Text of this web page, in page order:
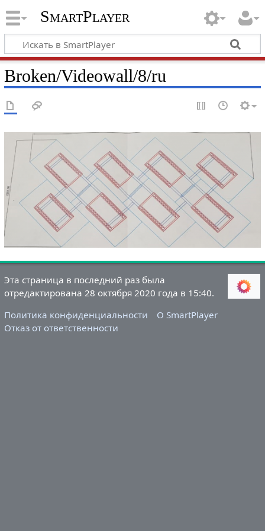
SmartPlayer
Broken/Videowall/8/ru
Эта страница в последний раз была
отредактирована 28 октября 2020 года в 15:40.
Политика конфиденциальности
О SmartPlayer
Отказ от ответственности